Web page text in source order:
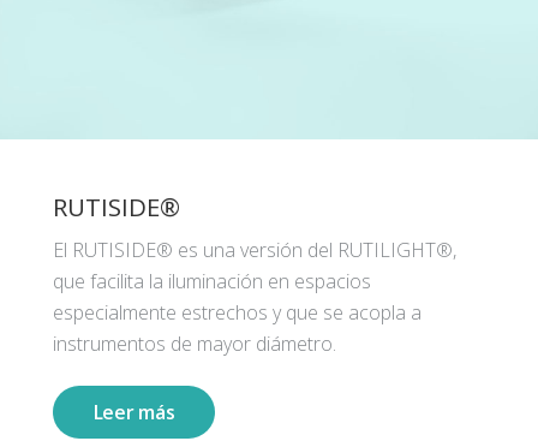
RUTISIDE®
El RUTISIDE® es una versión del RUTILIGHT®,
que facilita la iluminación en espacios
especialmente estrechos y que se acopla a
instrumentos de mayor diámetro.
Leer más